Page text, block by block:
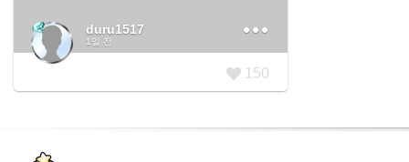
duru1517
1일 전
150